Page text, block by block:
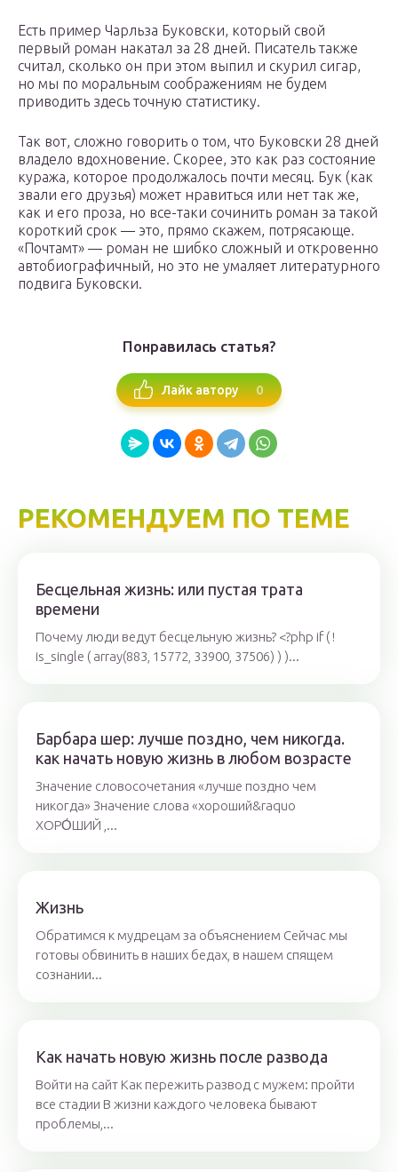
Есть пример Чарльза Буковски, который свой
первый роман накатал за 28 дней. Писатель также
считал, сколько он при этом выпил и скурил сигар,
но мы по моральным соображениям не будем
приводить здесь точную статистику.
Так вот, сложно говорить о том, что Буковски 28 дней
владело вдохновение. Скорее, это как раз состояние
куража, которое продолжалось почти месяц. Бук (как
звали его друзья) может нравиться или нет так же,
как и его проза, но все-таки сочинить роман за такой
короткий срок — это, прямо скажем, потрясающе.
«Почтамт» — роман не шибко сложный и откровенно
автобиографичный, но это не умаляет литературного
подвига Буковски.
Понравилась статья?
Лайк автору 0
РЕКОМЕНДУЕМ ПО ТЕМЕ
Бесцельная жизнь: или пустая трата
времени
Почему люди ведут бесцельную жизнь? <?php if ( !
is_single ( array(883, 15772, 33900, 37506) ) )...
Барбара шер: лучше поздно, чем никогда.
как начать новую жизнь в любом возрасте
Значение словосочетания «лучше поздно чем
никогда» Значение слова «хороший&raquo
ХОРО́ШИЙ ,...
Жизнь
Обратимся к мудрецам за объяснением Сейчас мы
готовы обвинить в наших бедах, в нашем спящем
сознании...
Как начать новую жизнь после развода
Войти на сайт Как пережить развод с мужем: пройти
все стадии В жизни каждого человека бывают
проблемы,...